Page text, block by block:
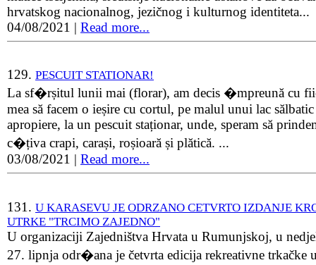
hrvatskog nacionalnog, jezičnog i kulturnog identiteta...
04/08/2021 | Read more...
129. PESCUIT STATIONAR!
La sf�rșitul lunii mai (florar), am decis �mpreună cu
mea să facem o ieșire cu cortul, pe malul unui lac
apropiere, la un pescuit staționar, unde, speram să
c�țiva crapi, carași, roșioară și plătică. ...
03/08/2021 | Read more...
131. U KARASEVU JE ODRZANO CETVRTO IZDANJE
UTRKE "TRCIMO ZAJEDNO"
U organizaciji Zajedništva Hrvata u Rumunjskoj, u
27. lipnja odr�ana je četvrta edicija rekreativne trkačke